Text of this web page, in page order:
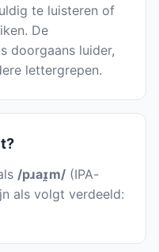
te luisteren of
De
doorgaans luider,
lettergrepen.
/pɹaɪ̯m/ (IPA-
als volgt verdeeld: